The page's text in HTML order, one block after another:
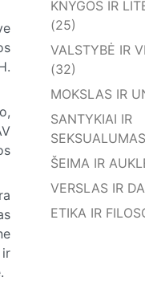
ir
KNYGOS IR
(25)
VALSTYBĖ IR
(32)
MOKSLAS IR
SANTYKIAI IR
ŠEIMA IR
VERSLAS IR
ETIKA IR